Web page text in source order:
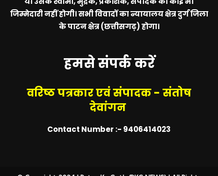
जिम्मेदारी नहीं होगी। सभी विवादों का न्यायालय क्षेत्र दुर्ग जिला
के पाटन क्षेत्र (छत्तीसगढ़) होगा।
हमसे संपर्क करें
वरिष्ठ पत्रकार एवं संपादक - संतोष
देवांगन
Contact Number :- 9406414023